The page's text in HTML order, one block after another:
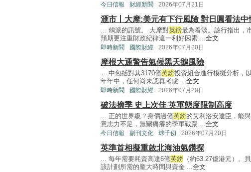
今日信報 財經新聞 2026年07月21日
滙市丨大摩:美元有下行風險 對日圓看法中
... 鴿派的訊號。 大摩對英鎊最為看淡。該行指出，
預期更注重財政紀律這一利好因素 ...全文
即時新聞 國際財經 2026年07月20日
摩根大通警告氣候黑天鵝風險
... 中包括對其3170億英鎊投資組合進行模擬分析，
年年中，任何尚未認真考慮 ...全文
即時新聞 國際財經 2026年07月20日
破法摘季 史上次佳 英軍態度限制高度
... 正的世界級？身價過億英鎊的艾利洛安達臣，能
意志力不足，無關痛癢的季軍戰踢 ...全文
今日信報 副刊文化 球千仞 2026年07月20日
英準首相擬重啟北海油氣鑽探
... 每年需要耗資高達6億英鎊 （約63.27億港元）。
該計劃所需的龐大時間與資金 ...全文